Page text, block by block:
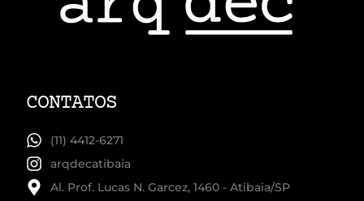
CONTATOS
(11) 4412-6271
arqdecatibaia
Al. Prof. Lucas N. Garcez, 1460 - Atibaia/SP